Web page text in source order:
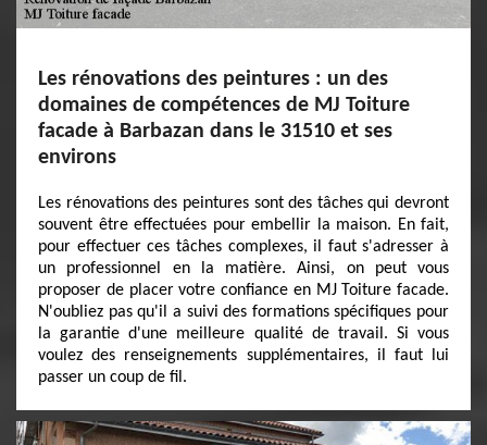
Les rénovations des peintures : un des
domaines de compétences de MJ Toiture
facade à Barbazan dans le 31510 et ses
environs
Les rénovations des peintures sont des tâches qui devront
souvent être effectuées pour embellir la maison. En fait,
pour effectuer ces tâches complexes, il faut s'adresser à
un professionnel en la matière. Ainsi, on peut vous
proposer de placer votre confiance en MJ Toiture facade.
N'oubliez pas qu'il a suivi des formations spécifiques pour
la garantie d'une meilleure qualité de travail. Si vous
voulez des renseignements supplémentaires, il faut lui
passer un coup de fil.